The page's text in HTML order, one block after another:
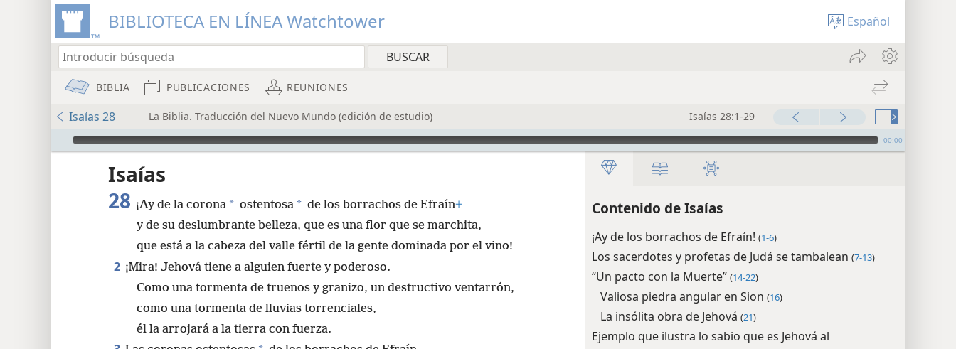
BIBLIOTECA EN LÍNEA Watchtower Español
BIBLIA PUBLICACIONES REUNIONES
Isaías 28 La Biblia. Traducción del Nuevo Mundo (edición de estudio) Isaías 28:1-29
Audio Player 00:00
Contenido de Isaías
¡Ay de los borrachos de Efraín! (1-6)
Los sacerdotes y profetas de Judá se tambalean (7-13)
“Un pacto con la Muerte” (14-22)
Valiosa piedra angular en Sion (16)
La insólita obra de Jehová (21)
Ejemplo que ilustra lo sabio que es Jehová al
Isaías
28 ¡Ay de la corona * ostentosa * de los borrachos de Efraín+
y de su deslumbrante belleza, que es una flor que se marchita,
que está a la cabeza del valle fértil de la gente dominada por el vino!
2 ¡Mira! Jehová tiene a alguien fuerte y poderoso.
Como una tormenta de truenos y granizo, un destructivo ventarrón,
como una tormenta de lluvias torrenciales,
él la arrojará a la tierra con fuerza.